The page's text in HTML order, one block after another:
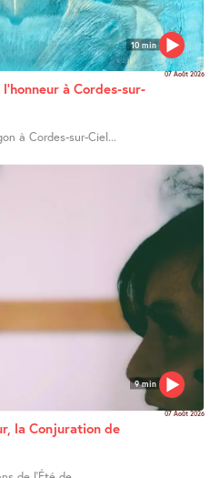
10 min
07 Août 2026
à Cordes-sur-
à Cordes-sur-Ciel...
9 min
07 Août 2026
la Conjuration de